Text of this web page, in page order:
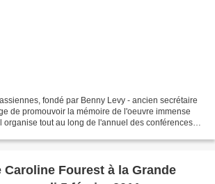
fondé par Benny Levy - ancien secrétaire
de promouvoir la mémoire de l'oeuvre immense
organise tout au long de l'annuel des conférences
Caroline Fourest à la Grande